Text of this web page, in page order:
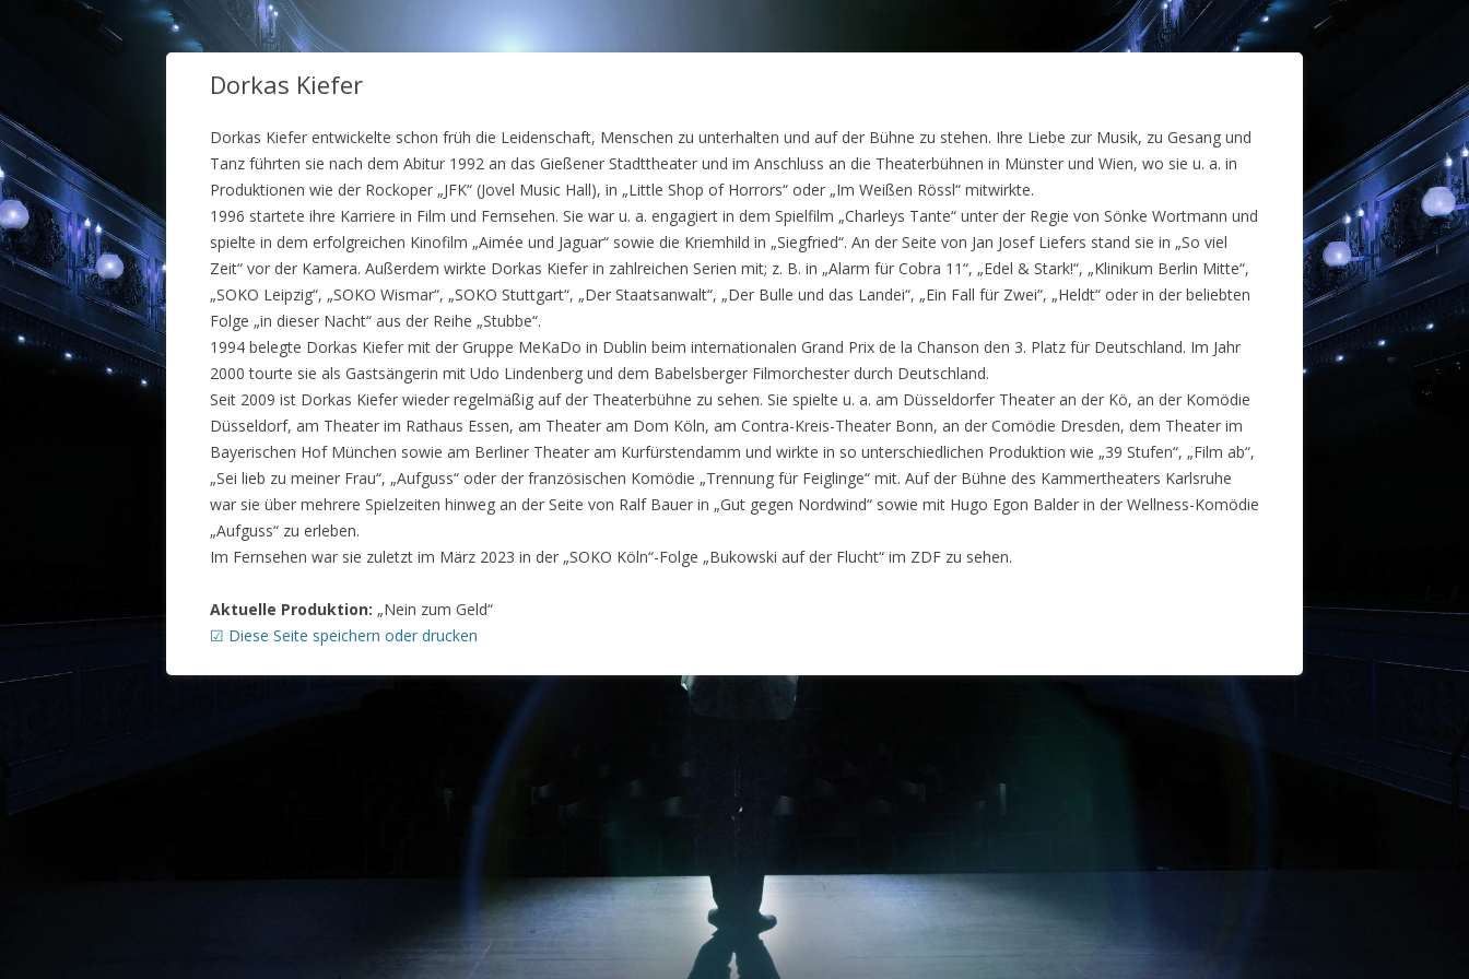
Dorkas Kiefer
Dorkas Kiefer entwickelte schon früh die Leidenschaft, Menschen zu unterhalten und auf der Bühne zu stehen. Ihre Liebe zur Musik, zu Gesang und
Tanz führten sie nach dem Abitur 1992 an das Gießener Stadttheater und im Anschluss an die Theaterbühnen in Münster und Wien, wo sie u. a. in
Produktionen wie der Rockoper „JFK“ (Jovel Music Hall), in „Little Shop of Horrors“ oder „Im Weißen Rössl“ mitwirkte.
1996 startete ihre Karriere in Film und Fernsehen. Sie war u. a. engagiert in dem Spielfilm „Charleys Tante“ unter der Regie von Sönke Wortmann und
spielte in dem erfolgreichen Kinofilm „Aimée und Jaguar“ sowie die Kriemhild in „Siegfried“. An der Seite von Jan Josef Liefers stand sie in „So viel
Zeit“ vor der Kamera. Außerdem wirkte Dorkas Kiefer in zahlreichen Serien mit; z. B. in „Alarm für Cobra 11“, „Edel & Stark!“, „Klinikum Berlin Mitte“,
„SOKO Leipzig“, „SOKO Wismar“, „SOKO Stuttgart“, „Der Staatsanwalt“, „Der Bulle und das Landei“, „Ein Fall für Zwei“, „Heldt“ oder in der beliebten
Folge „in dieser Nacht“ aus der Reihe „Stubbe“.
1994 belegte Dorkas Kiefer mit der Gruppe MeKaDo in Dublin beim internationalen Grand Prix de la Chanson den 3. Platz für Deutschland. Im Jahr
2000 tourte sie als Gastsängerin mit Udo Lindenberg und dem Babelsberger Filmorchester durch Deutschland.
Seit 2009 ist Dorkas Kiefer wieder regelmäßig auf der Theaterbühne zu sehen. Sie spielte u. a. am Düsseldorfer Theater an der Kö, an der Komödie
Düsseldorf, am Theater im Rathaus Essen, am Theater am Dom Köln, am Contra-Kreis-Theater Bonn, an der Comödie Dresden, dem Theater im
Bayerischen Hof München sowie am Berliner Theater am Kurfürstendamm und wirkte in so unterschiedlichen Produktion wie „39 Stufen“, „Film ab“,
„Sei lieb zu meiner Frau“, „Aufguss“ oder der französischen Komödie „Trennung für Feiglinge“ mit. Auf der Bühne des Kammertheaters Karlsruhe
war sie über mehrere Spielzeiten hinweg an der Seite von Ralf Bauer in „Gut gegen Nordwind“ sowie mit Hugo Egon Balder in der Wellness-Komödie
„Aufguss“ zu erleben.
Im Fernsehen war sie zuletzt im März 2023 in der „SOKO Köln“-Folge „Bukowski auf der Flucht“ im ZDF zu sehen.
Aktuelle Produktion: „Nein zum Geld“
☑ Diese Seite speichern oder drucken